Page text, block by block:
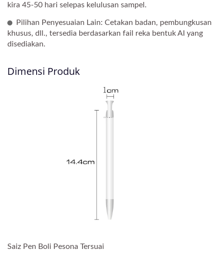
kira 45-50 hari selepas kelulusan sampel.
Pilihan Penyesuaian Lain: Cetakan badan, pembungkusan
khusus, dll., tersedia berdasarkan fail reka bentuk AI yang
disediakan.
Dimensi Produk
Saiz Pen Boli Pesona Tersuai